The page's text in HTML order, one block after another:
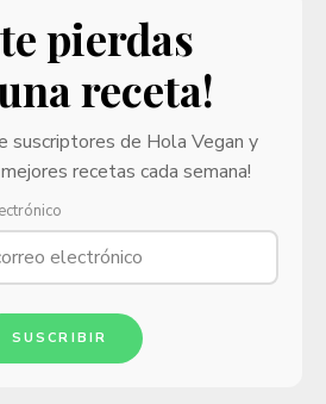
te pierdas
receta!
suscriptores de Hola Vegan y
recetas cada semana!
SUSCRIBIR